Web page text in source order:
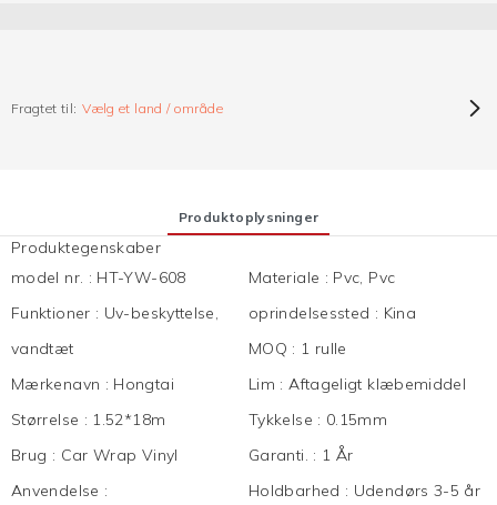
Fragtet til: Vælg et land / område
Produktoplysninger
Produktegenskaber
model nr. : HT-YW-608 Materiale : Pvc, Pvc
Funktioner : Uv-beskyttelse,
vandtæt
oprindelsessted : Kina
MOQ : 1 rulle
Mærkenavn : Hongtai Lim :Aftageligt klæbemiddel
Størrelse : 1.52*18m Tykkelse : 0.15mm
Brug : Car Wrap Vinyl Garanti. : 1 År
Anvendelse :
Holdbarhed : Udendørs 3-5 år